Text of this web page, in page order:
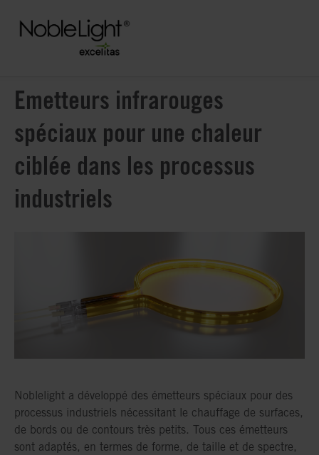
Emetteurs infrarouges
spéciaux pour une chaleur
ciblée dans les processus
industriels
Noblelight a développé des émetteurs spéciaux pour des
processus industriels nécessitant le chauffage de surfaces,
de bords ou de contours très petits. Tous ces émetteurs
sont adaptés, en termes de forme, de taille et de spectre,